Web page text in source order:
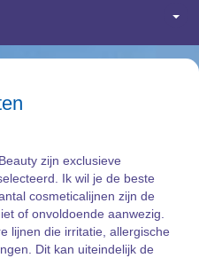
zijn exclusieve
Ik wil je de beste
cosmeticalijnen zijn de
of onvoldoende aanwezig.
lijnen die irritatie, allergische
Dit kan uiteindelijk de